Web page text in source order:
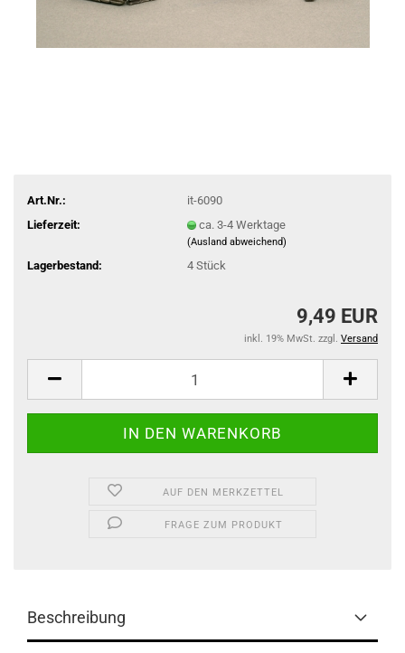
Art.Nr.:
it-6090
Lieferzeit:
ca. 3-4 Werktage
(Ausland abweichend)
Lagerbestand: 4 Stück
9,49 EUR
inkl. 19% MwSt. zzgl. Versand
AUF DEN MERKZETTEL
FRAGE ZUM PRODUKT
Beschreibung